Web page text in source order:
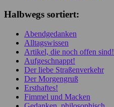
Halbwegs sortiert:
Abendgedanken
Alltagswissen
Artikel, die noch offen sind!
Aufgeschnappt!
Der liebe Straßenverkehr
Der Morgengruß
Ersthaftes!
Fimmel und Macken